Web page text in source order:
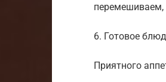
перемешиваем,
6. Готовое
Приятного